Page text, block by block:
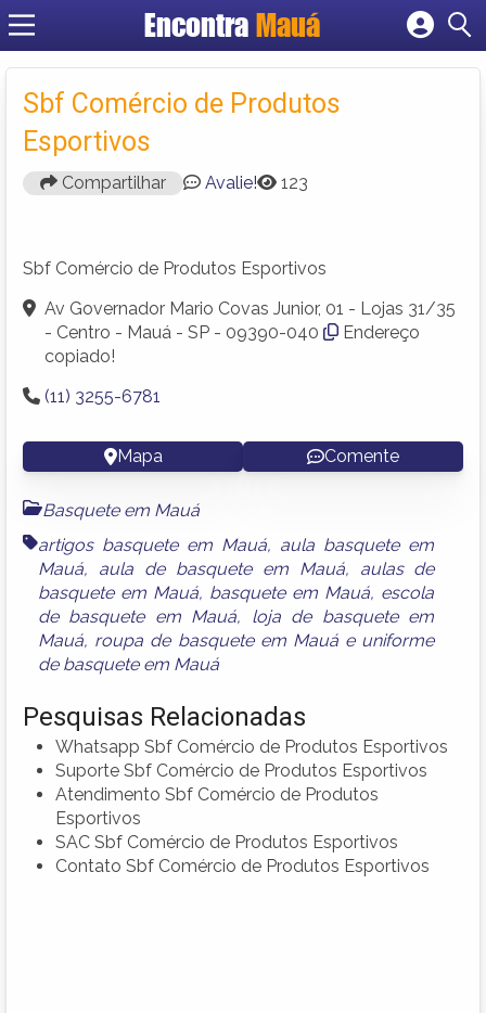
EncontraMauá
Criar conta
Sbf Comércio de Produtos
Esportivos
Compartilhar Avalie! 123
Sbf Comércio de Produtos Esportivos
Av Governador Mario Covas Junior, 01 - Lojas 31/35
- Centro - Mauá - SP - 09390-040
Endereço
copiado!
(11) 3255-6781
Mapa Comente
Basquete em Mauá
artigos basquete em Mauá, aula basquete em
Mauá, aula de basquete em Mauá, aulas de
basquete em Mauá, basquete em Mauá, escola
de basquete em Mauá, loja de basquete em
Mauá, roupa de basquete em Mauá e uniforme
de basquete em Mauá
Pesquisas Relacionadas
Whatsapp Sbf Comércio de Produtos Esportivos
Suporte Sbf Comércio de Produtos Esportivos
Atendimento Sbf Comércio de Produtos
Esportivos
SAC Sbf Comércio de Produtos Esportivos
Contato Sbf Comércio de Produtos Esportivos